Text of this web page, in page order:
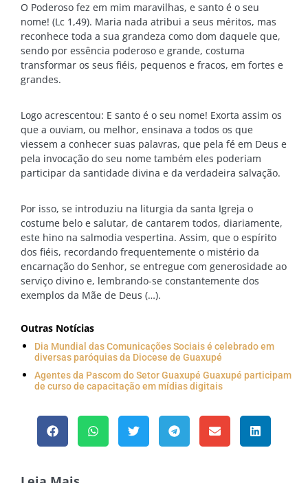
O Poderoso fez em mim maravilhas, e santo é o seu
nome! (Lc 1,49). Maria nada atribui a seus méritos, mas
reconhece toda a sua grandeza como dom daquele que,
sendo por essência poderoso e grande, costuma
transformar os seus fiéis, pequenos e fracos, em fortes e
grandes.
Logo acrescentou: E santo é o seu nome! Exorta assim os
que a ouviam, ou melhor, ensinava a todos os que
viessem a conhecer suas palavras, que pela fé em Deus e
pela invocação do seu nome também eles poderiam
participar da santidade divina e da verdadeira salvação.
Por isso, se introduziu na liturgia da santa Igreja o
costume belo e salutar, de cantarem todos, diariamente,
este hino na salmodia vespertina. Assim, que o espírito
dos fiéis, recordando frequentemente o mistério da
encarnação do Senhor, se entregue com generosidade ao
serviço divino e, lembrando-se constantemente dos
exemplos da Mãe de Deus (…).
Outras Notícias
Dia Mundial das Comunicações Sociais é celebrado em
diversas paróquias da Diocese de Guaxupé
Agentes da Pascom do Setor Guaxupé Guaxupé participam
de curso de capacitação em mídias digitais